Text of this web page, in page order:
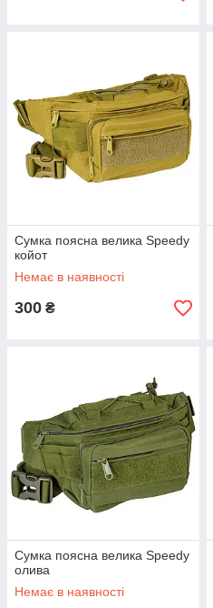
Сумка поясна велика Speedy
койот
Немає в наявності
300 ₴
Сумка поясна велика Speedy
олива
Немає в наявності